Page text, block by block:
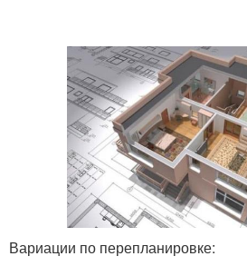
Вариации по перепланировке: